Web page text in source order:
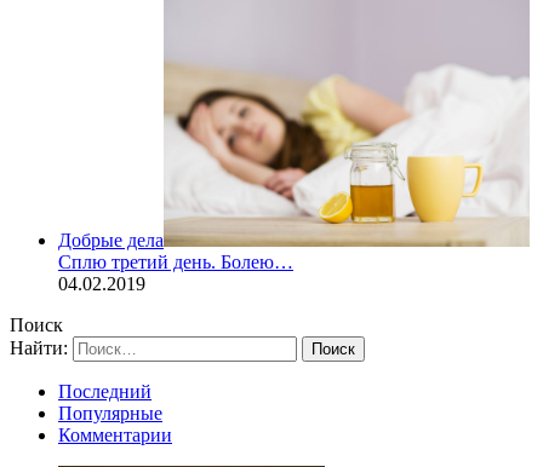
Добрые дела
Сплю третий день. Болею…
04.02.2019
Поиск
Найти:
Последний
Популярные
Комментарии